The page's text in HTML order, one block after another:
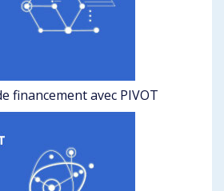
financement avec PIVOT